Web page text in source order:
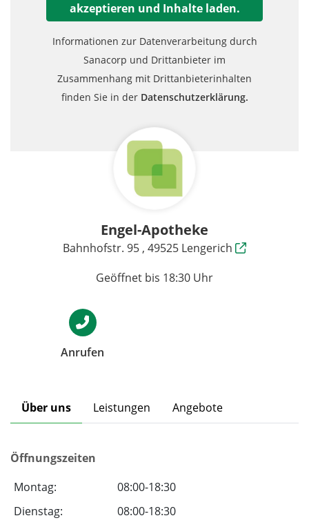
akzeptieren und Inhalte laden.
Informationen zur Datenverarbeitung durch
Sanacorp und Drittanbieter im
Zusammenhang mit Drittanbieterinhalten
finden Sie in der Datenschutzerklärung.
Engel-Apotheke
Bahnhofstr. 95 , 49525 Lengerich
Geöffnet bis 18:30 Uhr
Anrufen
Über uns Leistungen Angebote
Öffnungszeiten
Montag:
08:00-18:30
Dienstag:
08:00-18:30